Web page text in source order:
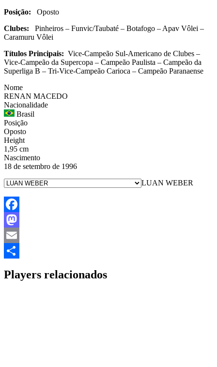
Posição: Oposto
Clubes: Pinheiros – Funvic/Taubaté – Botafogo – Apav Vôlei –
Caramuru Vôlei
Títulos Principais: Vice-Campeão Sul-Americano de Clubes –
Vice-Campeão da Supercopa – Campeão Paulista – Campeão da
Superliga B – Tri-Vice-Campeão Carioca – Campeão Paranaense
Nome
RENAN MACEDO
Nacionalidade
Brasil
Posição
Oposto
Height
1,95 cm
Nascimento
18 de setembro de 1996
LUAN WEBER
Facebook
Mastodon
Email
Players relacionados